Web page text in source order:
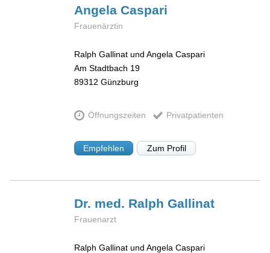
AngelaCaspari
Frauenärztin
Ralph Gallinat und Angela Caspari
Am Stadtbach 19
89312 Günzburg
Öffnungszeiten Privatpatienten
Empfehlen Zum Profil
Dr. med. RalphGallinat
Frauenarzt
Ralph Gallinat und Angela Caspari